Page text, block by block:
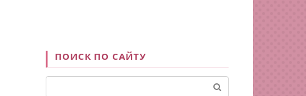
ПОИСК ПО САЙТУ